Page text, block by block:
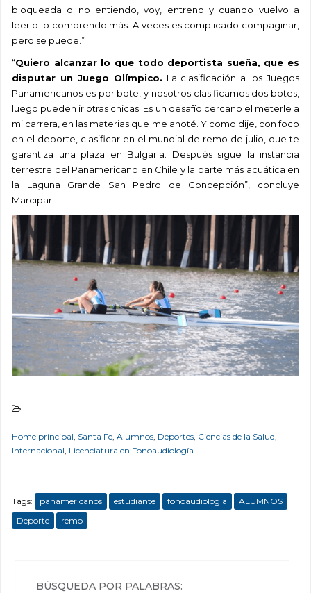
bloqueada o no entiendo, voy, entreno y cuando vuelvo a
leerlo lo comprendo más. A veces es complicado compaginar,
pero se puede.”
“Quiero alcanzar lo que todo deportista sueña, que es
disputar un Juego Olímpico. La clasificación a los Juegos
Panamericanos es por bote, y nosotros clasificamos dos botes,
luego pueden ir otras chicas. Es un desafío cercano el meterle a
mi carrera, en las materias que me anoté. Y como dije, con foco
en el deporte, clasificar en el mundial de remo de julio, que te
garantiza una plaza en Bulgaria. Después sigue la instancia
terrestre del Panamericano en Chile y la parte más acuática en
la Laguna Grande San Pedro de Concepción”, concluye
Marcipar.
Home principal Santa Fe Alumnos Deportes Ciencias de la Salud
Internacional Licenciatura en Fonoaudiología
Tags: panamericanos estudiante fonoaudiologia
ALUMNOS
Deporte
remo
BÚSQUEDA POR PALABRAS: